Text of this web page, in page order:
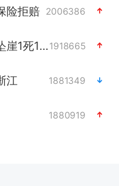
险拒赔 2006386
中国父女泰国骑摩托车坠崖1死1伤1918665
江 1881349
1880919